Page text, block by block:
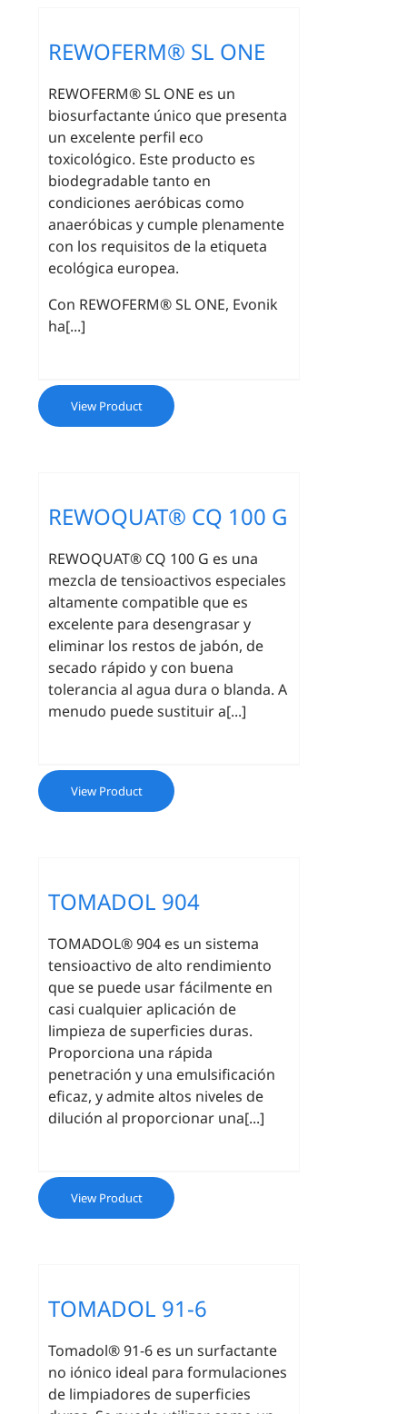
REWOFERM® SL ONE
REWOFERM® SL ONE es un
biosurfactante único que presenta
un excelente perfil eco
toxicológico. Este producto es
biodegradable tanto en
condiciones aeróbicas como
anaeróbicas y cumple plenamente
con los requisitos de la etiqueta
ecológica europea.
Con REWOFERM® SL ONE, Evonik
ha[...]
View Product
REWOQUAT® CQ 100 G
REWOQUAT® CQ 100 G es una
mezcla de tensioactivos especiales
altamente compatible que es
excelente para desengrasar y
eliminar los restos de jabón, de
secado rápido y con buena
tolerancia al agua dura o blanda. A
menudo puede sustituir a[...]
View Product
TOMADOL 904
TOMADOL® 904 es un sistema
tensioactivo de alto rendimiento
que se puede usar fácilmente en
casi cualquier aplicación de
limpieza de superficies duras.
Proporciona una rápida
penetración y una emulsificación
eficaz, y admite altos niveles de
dilución al proporcionar una[...]
View Product
TOMADOL 91-6
Tomadol® 91-6 es un surfactante
no iónico ideal para formulaciones
de limpiadores de superficies